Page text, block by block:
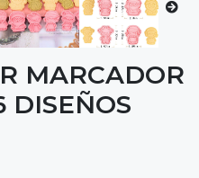
MARCADOR
DISEÑOS